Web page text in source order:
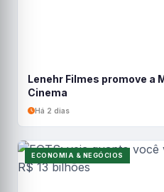
Lenehr Filmes promove a
Cinema
Há 2 dias
ECONOMIA & NEGÓCIOS